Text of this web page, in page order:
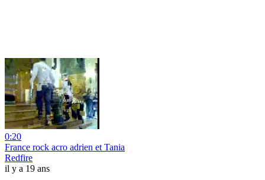
0:20
France rock acro adrien et Tania
Redfire
il y a 19 ans